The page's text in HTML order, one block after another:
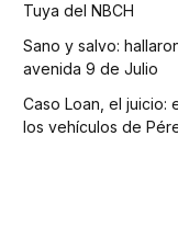
Tuya del NBCH
Sano y salvo:
avenida 9 de Julio
Caso Loan, el juicio:
los vehículos de